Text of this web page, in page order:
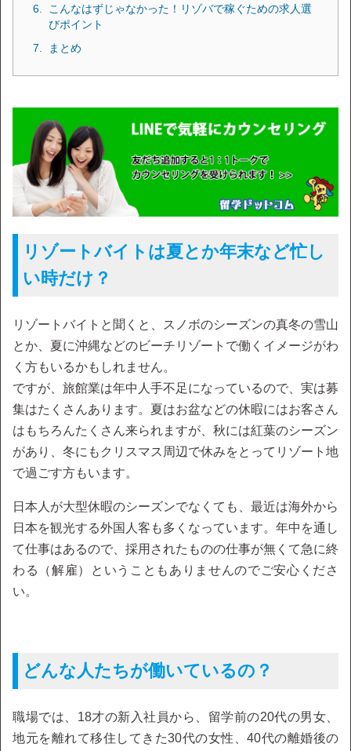
こんなはずじゃなかった！リゾバで稼ぐための求人選
びポイント
まとめ
リゾートバイトは夏とか年末など忙し
い時だけ？
リゾートバイトと聞くと、スノボのシーズンの真冬の雪山
とか、夏に沖縄などのビーチリゾートで働くイメージがわ
く方もいるかもしれません。
ですが、旅館業は年中人手不足になっているので、実は募
集はたくさんあります。夏はお盆などの休暇にはお客さん
はもちろんたくさん来られますが、秋には紅葉のシーズン
があり、冬にもクリスマス周辺で休みをとってリゾート地
で過ごす方もいます。
日本人が大型休暇のシーズンでなくても、最近は海外から
日本を観光する外国人客も多くなっています。年中を通し
て仕事はあるので、採用されたものの仕事が無くて急に終
わる（解雇）ということもありませんのでご安心くださ
い。
どんな人たちが働いているの？
職場では、18才の新入社員から、留学前の20代の男女、
地元を離れて移住してきた30代の女性、40代の離婚後の